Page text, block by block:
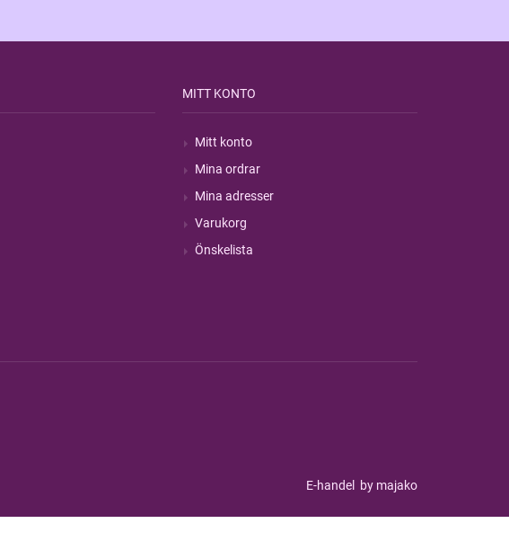
MITT KONTO
Mitt konto
Mina ordrar
Mina adresser
Varukorg
Önskelista
E-handel by majako